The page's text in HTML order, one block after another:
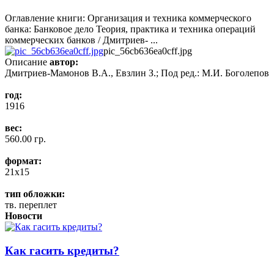
Оглавление книги: Организация и техника коммерческого
банка: Банковое дело Теория, практика и техника операций
коммерческих банков / Дмитриев- ...
pic_56cb636ea0cff.jpg
Описание автор:
Дмитриев-Мамонов В.А., Евзлин З.; Под ред.: М.И. Боголепов
год:
1916
вес:
560.00 гр.
формат:
21x15
тип обложки:
тв. переплет
Новости
Как гасить кредиты?